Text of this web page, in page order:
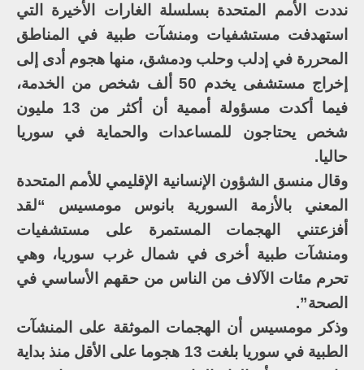
نددت الأمم المتحدة بسلسلة الغارات الأخيرة التي
استهدفت مستشفيات ومنشآت طبية في المناطق
المحررة في إدلب وحلب ودمشق، منها هجوم أدى إلى
إخراج مستشفى يخدم 50 ألف شخص من الخدمة،
فيما أكدت مسؤولة أممية أن أكثر من 13 مليون
شخص يحتاجون للمساعدات والحماية في سوريا
حاليا.
وقال منسق الشؤون الإنسانية الإقليمي للأمم المتحدة
المعني بالأزمة السورية بانوس مومسيس “لقد
أفزعتني الهجمات المستمرة على مستشفيات
ومنشآت طبية أخرى في شمال غرب سوريا، وهي
تحرم مئات الآلاف من الناس من حقهم الأساسي في
الصحة”.
وذكر مومسيس أن الهجمات الموثقة على المنشآت
الطبية في سوريا بلغت 13 هجوما على الأقل منذ بداية